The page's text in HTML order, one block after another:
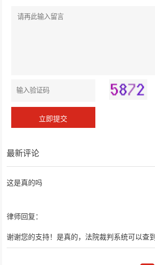
盛廷助力二审继续撤销征收决定！
最新评论
这是真的吗
律师回复：
谢谢您的支持！是真的，法院裁判系统可以查到